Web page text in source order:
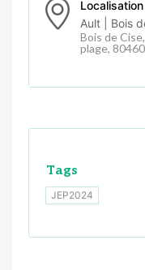
Localisation
Ault | Bois
Bois de
plage,
Tags
JEP2024